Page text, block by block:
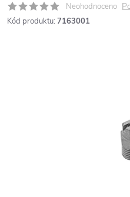
Neohodnoceno
Kód produktu: 7163001